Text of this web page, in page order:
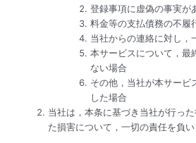
登録事項に虚偽の事実が
料金等の支払債務の不履
当社からの連絡に対し，
本サービスについて，最
ない場合
その他，当社が本サービ
した場合
当社は，本条に基づき当社が行っ
た損害について，一切の責任を負い